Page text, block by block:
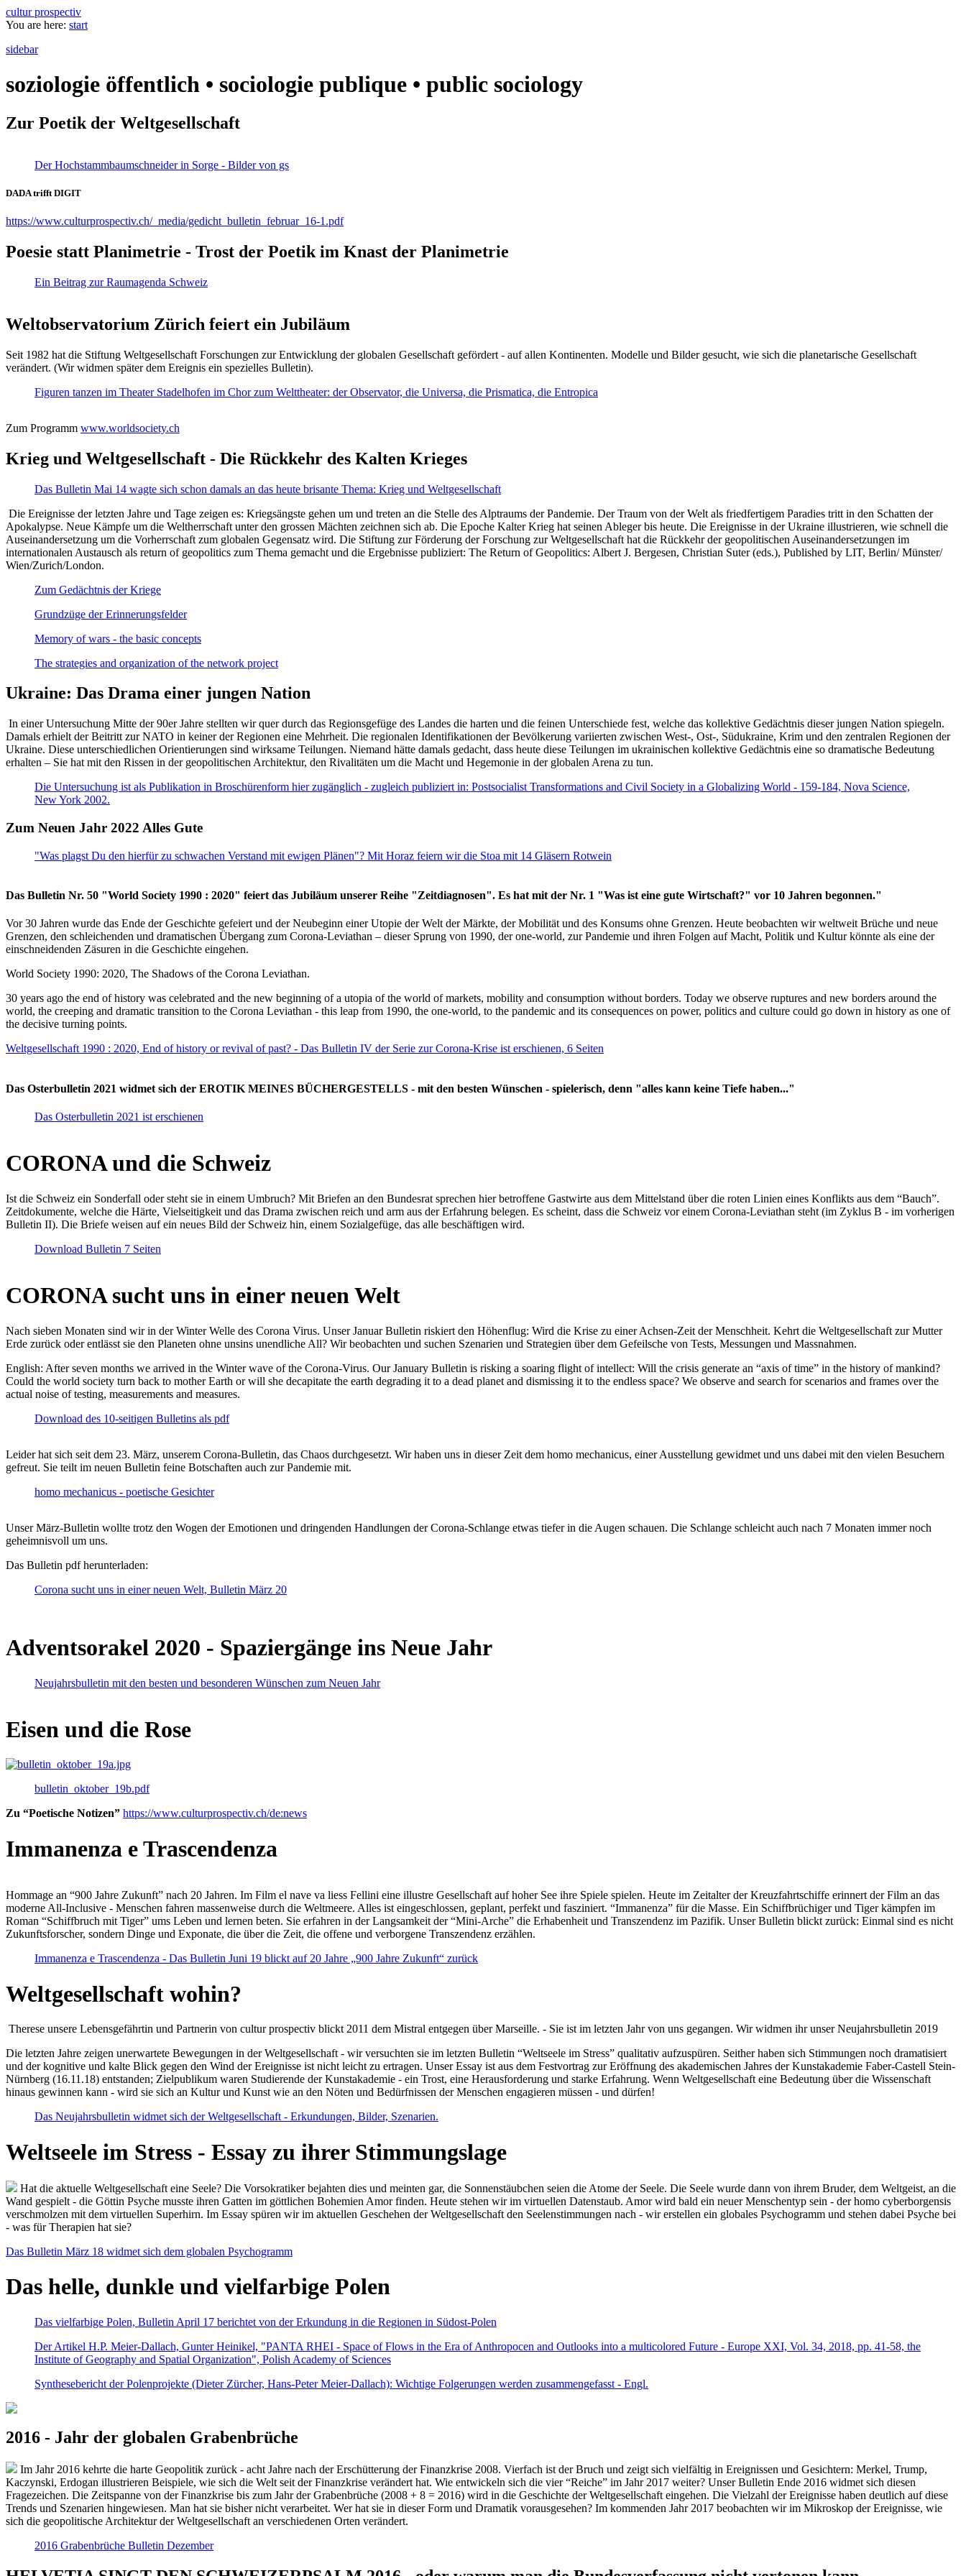
cultur prospectiv
You are here: start
sidebar
soziologie öffentlich • sociologie publique • public sociology
Zur Poetik der Weltgesellschaft
Der Hochstammbaumschneider in Sorge - Bilder von gs
DADA trifft DIGIT
https://www.culturprospectiv.ch/_media/gedicht_bulletin_februar_16-1.pdf
Poesie statt Planimetrie - Trost der Poetik im Knast der Planimetrie
Ein Beitrag zur Raumagenda Schweiz
Weltobservatorium Zürich feiert ein Jubiläum
Seit 1982 hat die Stiftung Weltgesellschaft Forschungen zur Entwicklung der globalen Gesellschaft gefördert - auf allen Kontinenten. Modelle und Bilder gesucht, wie sich die planetarische Gesellschaft
verändert. (Wir widmen später dem Ereignis ein spezielles Bulletin).
Figuren tanzen im Theater Stadelhofen im Chor zum Welttheater: der Observator, die Universa, die Prismatica, die Entropica
Zum Programm www.worldsociety.ch
Krieg und Weltgesellschaft - Die Rückkehr des Kalten Krieges
Das Bulletin Mai 14 wagte sich schon damals an das heute brisante Thema: Krieg und Weltgesellschaft
Die Ereignisse der letzten Jahre und Tage zeigen es: Kriegsängste gehen um und treten an die Stelle des Alptraums der Pandemie. Der Traum von der Welt als friedfertigem Paradies tritt in den Schatten der
Apokalypse. Neue Kämpfe um die Weltherrschaft unter den grossen Mächten zeichnen sich ab. Die Epoche Kalter Krieg hat seinen Ableger bis heute. Die Ereignisse in der Ukraine illustrieren, wie schnell die
Auseinandersetzung um die Vorherrschaft zum globalen Gegensatz wird. Die Stiftung zur Förderung der Forschung zur Weltgesellschaft hat die Rückkehr der geopolitischen Auseinandersetzungen im
internationalen Austausch als return of geopolitics zum Thema gemacht und die Ergebnisse publiziert: The Return of Geopolitics: Albert J. Bergesen, Christian Suter (eds.), Published by LIT, Berlin/ Münster/
Wien/Zurich/London.
Zum Gedächtnis der Kriege
Grundzüge der Erinnerungsfelder
Memory of wars - the basic concepts
The strategies and organization of the network project
Ukraine: Das Drama einer jungen Nation
In einer Untersuchung Mitte der 90er Jahre stellten wir quer durch das Regionsgefüge des Landes die harten und die feinen Unterschiede fest, welche das kollektive Gedächtnis dieser jungen Nation spiegeln.
Damals erhielt der Beitritt zur NATO in keiner der Regionen eine Mehrheit. Die regionalen Identifikationen der Bevölkerung variierten zwischen West-, Ost-, Südukraine, Krim und den zentralen Regionen der
Ukraine. Diese unterschiedlichen Orientierungen sind wirksame Teilungen. Niemand hätte damals gedacht, dass heute diese Teilungen im ukrainischen kollektive Gedächtnis eine so dramatische Bedeutung
erhalten – Sie hat mit den Rissen in der geopolitischen Architektur, den Rivalitäten um die Macht und Hegemonie in der globalen Arena zu tun.
Die Untersuchung ist als Publikation in Broschürenform hier zugänglich - zugleich publiziert in: Postsocialist Transformations and Civil Society in a Globalizing World - 159-184, Nova Science,
New York 2002.
Zum Neuen Jahr 2022 Alles Gute
"Was plagst Du den hierfür zu schwachen Verstand mit ewigen Plänen"? Mit Horaz feiern wir die Stoa mit 14 Gläsern Rotwein
Das Bulletin Nr. 50 "World Society 1990 : 2020" feiert das Jubiläum unserer Reihe "Zeitdiagnosen". Es hat mit der Nr. 1 "Was ist eine gute Wirtschaft?" vor 10 Jahren begonnen."
Vor 30 Jahren wurde das Ende der Geschichte gefeiert und der Neubeginn einer Utopie der Welt der Märkte, der Mobilität und des Konsums ohne Grenzen. Heute beobachten wir weltweit Brüche und neue
Grenzen, den schleichenden und dramatischen Übergang zum Corona-Leviathan – dieser Sprung von 1990, der one-world, zur Pandemie und ihren Folgen auf Macht, Politik und Kultur könnte als eine der
einschneidenden Zäsuren in die Geschichte eingehen.
World Society 1990: 2020, The Shadows of the Corona Leviathan.
30 years ago the end of history was celebrated and the new beginning of a utopia of the world of markets, mobility and consumption without borders. Today we observe ruptures and new borders around the
world, the creeping and dramatic transition to the Corona Leviathan - this leap from 1990, the one-world, to the pandemic and its consequences on power, politics and culture could go down in history as one of
the decisive turning points.
Weltgesellschaft 1990 : 2020, End of history or revival of past? - Das Bulletin IV der Serie zur Corona-Krise ist erschienen, 6 Seiten
Das Osterbulletin 2021 widmet sich der EROTIK MEINES BÜCHERGESTELLS - mit den besten Wünschen - spielerisch, denn "alles kann keine Tiefe haben..."
Das Osterbulletin 2021 ist erschienen
CORONA und die Schweiz
Ist die Schweiz ein Sonderfall oder steht sie in einem Umbruch? Mit Briefen an den Bundesrat sprechen hier betroffene Gastwirte aus dem Mittelstand über die roten Linien eines Konflikts aus dem “Bauch”.
Zeitdokumente, welche die Härte, Vielseitigkeit und das Drama zwischen reich und arm aus der Erfahrung belegen. Es scheint, dass die Schweiz vor einem Corona-Leviathan steht (im Zyklus B - im vorherigen
Bulletin II). Die Briefe weisen auf ein neues Bild der Schweiz hin, einem Sozialgefüge, das alle beschäftigen wird.
Download Bulletin 7 Seiten
CORONA sucht uns in einer neuen Welt
Nach sieben Monaten sind wir in der Winter Welle des Corona Virus. Unser Januar Bulletin riskiert den Höhenflug: Wird die Krise zu einer Achsen-Zeit der Menschheit. Kehrt die Weltgesellschaft zur Mutter
Erde zurück oder entlässt sie den Planeten ohne unsins unendliche All? Wir beobachten und suchen Szenarien und Strategien über dem Gefeilsche von Tests, Messungen und Massnahmen.
English: After seven months we arrived in the Winter wave of the Corona-Virus. Our January Bulletin is risking a soaring flight of intellect: Will the crisis generate an “axis of time” in the history of mankind?
Could the world society turn back to mother Earth or will she decapitate the earth degrading it to a dead planet and dismissing it to the endless space? We observe and search for scenarios and frames over the
actual noise of testing, measurements and measures.
Download des 10-seitigen Bulletins als pdf
Leider hat sich seit dem 23. März, unserem Corona-Bulletin, das Chaos durchgesetzt. Wir haben uns in dieser Zeit dem homo mechanicus, einer Ausstellung gewidmet und uns dabei mit den vielen Besuchern
gefreut. Sie teilt im neuen Bulletin feine Botschaften auch zur Pandemie mit.
homo mechanicus - poetische Gesichter
Unser März-Bulletin wollte trotz den Wogen der Emotionen und dringenden Handlungen der Corona-Schlange etwas tiefer in die Augen schauen. Die Schlange schleicht auch nach 7 Monaten immer noch
geheimnisvoll um uns.
Das Bulletin pdf herunterladen:
Corona sucht uns in einer neuen Welt, Bulletin März 20
Adventsorakel 2020 - Spaziergänge ins Neue Jahr
Neujahrsbulletin mit den besten und besonderen Wünschen zum Neuen Jahr
Eisen und die Rose
bulletin_oktober_19b.pdf
Zu “Poetische Notizen” https://www.culturprospectiv.ch/de:news
Immanenza e Trascendenza
Hommage an “900 Jahre Zukunft” nach 20 Jahren. Im Film el nave va liess Fellini eine illustre Gesellschaft auf hoher See ihre Spiele spielen. Heute im Zeitalter der Kreuzfahrtschiffe erinnert der Film an das
moderne All-Inclusive - Menschen fahren massenweise durch die Weltmeere. Alles ist eingeschlossen, geplant, perfekt und fasziniert. “Immanenza” für die Masse. Ein Schiffbrüchiger und Tiger kämpfen im
Roman “Schiffbruch mit Tiger” ums Leben und lernen beten. Sie erfahren in der Langsamkeit der “Mini-Arche” die Erhabenheit und Transzendenz im Pazifik. Unser Bulletin blickt zurück: Einmal sind es nicht
Zukunftsforscher, sondern Dinge und Exponate, die über die Zeit, die offene und verborgene Transzendenz erzählen.
Immanenza e Trascendenza - Das Bulletin Juni 19 blickt auf 20 Jahre „900 Jahre Zukunft“ zurück
Weltgesellschaft wohin?
Therese unsere Lebensgefährtin und Partnerin von cultur prospectiv blickt 2011 dem Mistral entgegen über Marseille. - Sie ist im letzten Jahr von uns gegangen. Wir widmen ihr unser Neujahrsbulletin 2019
Die letzten Jahre zeigen unerwartete Bewegungen in der Weltgesellschaft - wir versuchten sie im letzten Bulletin “Weltseele im Stress” qualitativ aufzuspüren. Seither haben sich Stimmungen noch dramatisiert
und der kognitive und kalte Blick gegen den Wind der Ereignisse ist nicht leicht zu ertragen. Unser Essay ist aus dem Festvortrag zur Eröffnung des akademischen Jahres der Kunstakademie Faber-Castell Stein-
Nürnberg (16.11.18) entstanden; Zielpublikum waren Studierende der Kunstakademie - ein Trost, eine Herausforderung und starke Erfahrung. Wenn Weltgesellschaft eine Bedeutung über die Wissenschaft
hinaus gewinnen kann - wird sie sich an Kultur und Kunst wie an den Nöten und Bedürfnissen der Menschen engagieren müssen - und dürfen!
Das Neujahrsbulletin widmet sich der Weltgesellschaft - Erkundungen, Bilder, Szenarien.
Weltseele im Stress - Essay zu ihrer Stimmungslage
Hat die aktuelle Weltgesellschaft eine Seele? Die Vorsokratiker bejahten dies und meinten gar, die Sonnenstäubchen seien die Atome der Seele. Die Seele wurde dann von ihrem Bruder, dem Weltgeist, an die
Wand gespielt - die Göttin Psyche musste ihren Gatten im göttlichen Bohemien Amor finden. Heute stehen wir im virtuellen Datenstaub. Amor wird bald ein neuer Menschentyp sein - der homo cyberborgensis
verschmolzen mit dem virtuellen Superhirn. Im Essay spüren wir im aktuellen Geschehen der Weltgesellschaft den Seelenstimmungen nach - wir erstellen ein globales Psychogramm und stehen dabei Psyche bei
- was für Therapien hat sie?
Das Bulletin März 18 widmet sich dem globalen Psychogramm
Das helle, dunkle und vielfarbige Polen
Das vielfarbige Polen, Bulletin April 17 berichtet von der Erkundung in die Regionen in Südost-Polen
Der Artikel H.P. Meier-Dallach, Gunter Heinikel, "PANTA RHEI - Space of Flows in the Era of Anthropocen and Outlooks into a multicolored Future - Europe XXI, Vol. 34, 2018, pp. 41-58, the
Institute of Geography and Spatial Organization", Polish Academy of Sciences
Synthesebericht der Polenprojekte (Dieter Zürcher, Hans-Peter Meier-Dallach): Wichtige Folgerungen werden zusammengefasst - Engl.
2016 - Jahr der globalen Grabenbrüche
Im Jahr 2016 kehrte die harte Geopolitik zurück - acht Jahre nach der Erschütterung der Finanzkrise 2008. Vierfach ist der Bruch und zeigt sich vielfältig in Ereignissen und Gesichtern: Merkel, Trump,
Kaczynski, Erdogan illustrieren Beispiele, wie sich die Welt seit der Finanzkrise verändert hat. Wie entwickeln sich die vier “Reiche” im Jahr 2017 weiter? Unser Bulletin Ende 2016 widmet sich diesen
Fragezeichen. Die Zeitspanne von der Finanzkrise bis zum Jahr der Grabenbrüche (2008 + 8 = 2016) wird in die Geschichte der Weltgesellschaft eingehen. Die Vielzahl der Ereignisse haben deutlich auf diese
Trends und Szenarien hingewiesen. Man hat sie bisher nicht verarbeitet. Wer hat sie in dieser Form und Dramatik vorausgesehen? Im kommenden Jahr 2017 beobachten wir im Mikroskop der Ereignisse, wie
sich die geopolitische Architektur der Weltgesellschaft an verschiedenen Orten verändert.
2016 Grabenbrüche Bulletin Dezember